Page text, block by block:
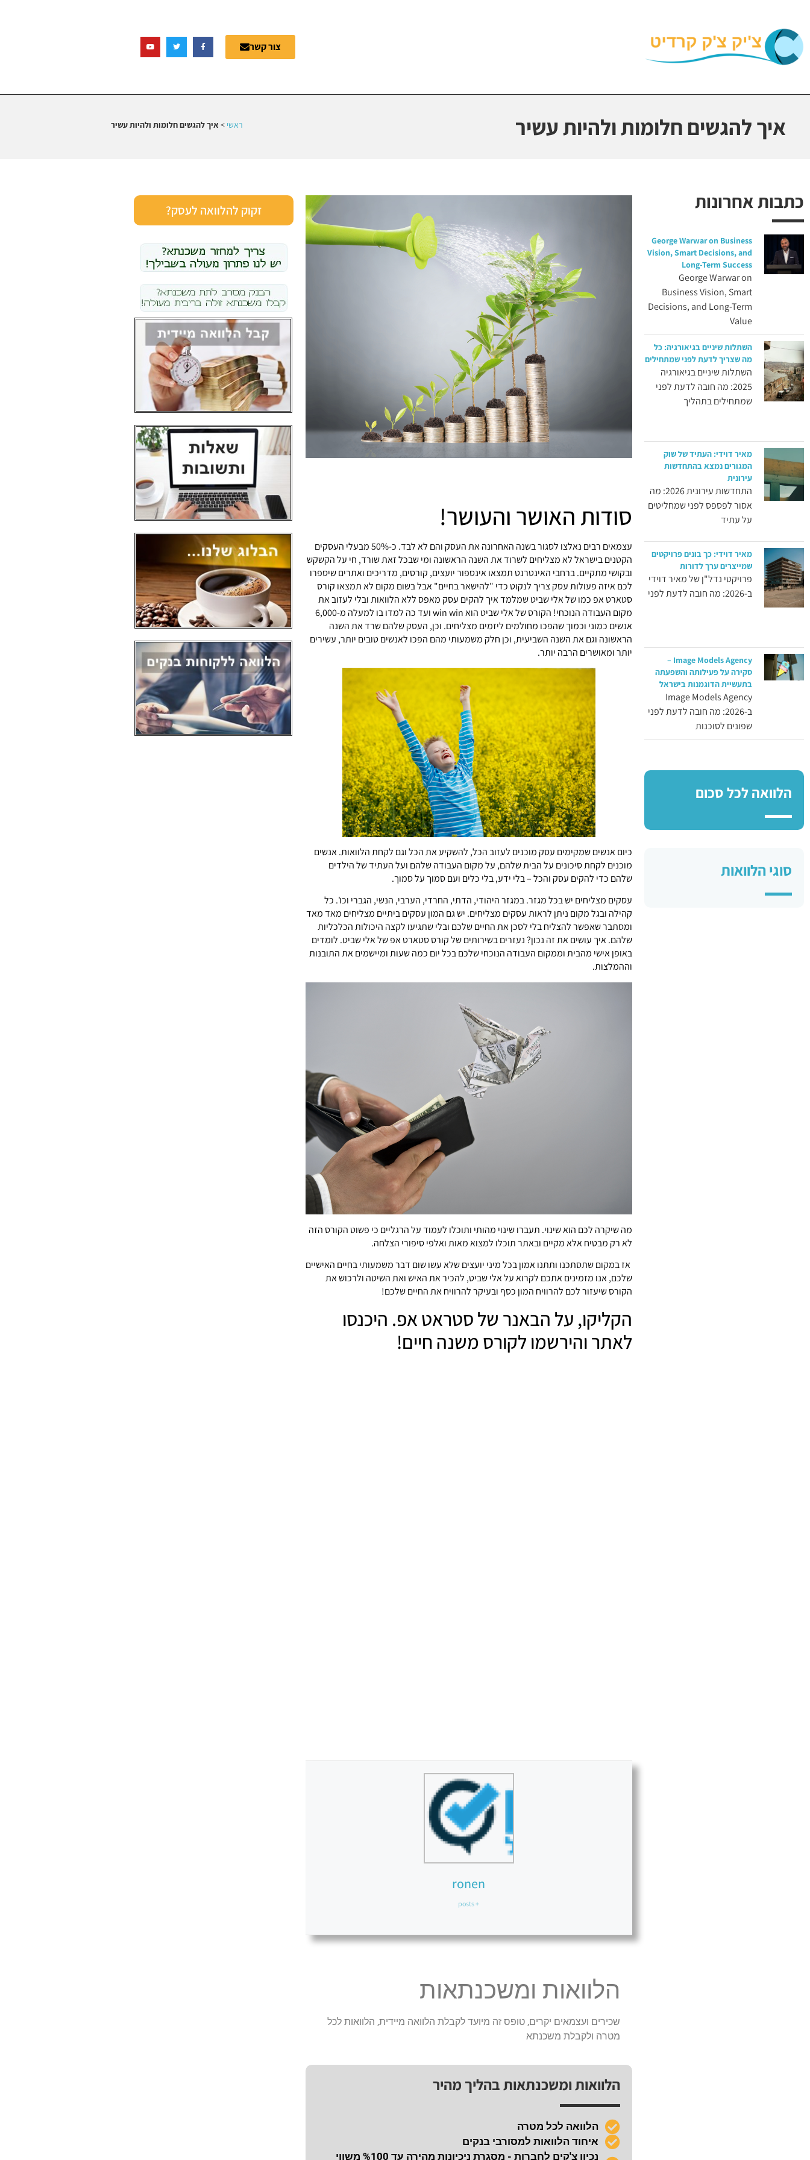
צור קשר
איך להגשים חלומות ולהיות עשיר ראשי > איך להגשים חלומות ולהיות עשיר
כתבות אחרונות
George Warwar on Business
Vision, Smart Decisions, and
Long-Term Success
George Warwar on
Business Vision, Smart
Decisions, and Long-Term
Value
השתלות שיניים בגיאורגיה: כל
מה שצריך לדעת לפני שמתחילים
השתלות שיניים בגיאורגיה
2025: מה חובה לדעת לפני
שמתחילים בתהליך
מאיר דוידי: העתיד של שוק
המגורים נמצא בהתחדשות
עירונית
התחדשות עירונית 2026: מה
אסור לפספס לפני שמחליטים
על עתיד
מאיר דוידי: כך בונים פרויקטים
שמייצרים ערך לדורות
פרויקטי נדל"ן של מאיר דוידי
ב-2026: מה חובה לדעת לפני
Image Models Agency –
סקירה על פעילותה והשפעתה
בתעשיית הדוגמנות בישראל
Image Models Agency
ב-2026: מה חובה לדעת לפני
שפונים לסוכנות
הלוואה לכל סכום
סוגי הלוואות
סודות האושר והעושר!
עצמאים רבים נאלצו לסגור בשנה האחרונה את העסק והם לא לבד. כ-50% מבעלי העסקים
הקטנים בישראל לא מצליחים לשרוד את השנה הראשונה ומי שבכל זאת שורד, חי על הקשקש
ובקושי מתקיים. ברחבי האינטרנט תמצאו אינספור יועצים, קורסים, מדריכים ואתרים שיספרו
לכם איזה פעולות עסק צריך לנקוט כדי "להישאר בחיים" אבל בשום מקום לא תמצאו קורס
סטארט אפ כמו של אלי שביט שמלמד איך להקים עסק מאפס ללא הלוואות ובלי לעזוב את
מקום העבודה הנוכחי! הקורס של אלי שביט הוא win win ועד כה למדו בו למעלה מ-6,000
אנשים כמוני וכמוך שהפכו מחולמים ליזמים מצליחים. וכן, העסק שלהם שרד את השנה
הראשונה וגם את השנה השביעית, וכן חלק משמעותי מהם הפכו לאנשים טובים יותר, עשירים
יותר ומאושרים הרבה יותר.
כיום אנשים שמקימים עסק מוכנים לעזוב הכל, להשקיע את הכל וגם לקחת הלוואות. אנשים
מוכנים לקחת סיכונים על הבית שלהם, על מקום העבודה שלהם ועל העתיד של הילדים
שלהם כדי להקים עסק והכל – בלי ידע, בלי כלים ועם סמוך על סמוך.
עסקים מצליחים יש בכל מגזר. במגזר היהודי, הדתי, החרדי, הערבי, הנשי, הגברי וכו'. כל
קהילה ובגל מקום ניתן לראות עסקים מצליחים. יש גם המון עסקים ביתיים מצליחים מאד מאד
ומסתבר שאפשר להצליח בלי לסכן את החיים שלכם ובלי שתגיעו לקצה היכולות הכלכליות
שלהם. איך עושים את זה נכון? נעזרים בשירותים של קורס סטארט אפ של אלי שביט. לומדים
באופן אישי מהבית וממקום העבודה הנוכחי שלכם בכל יום כמה שעות ומיישמים את התובנות
וההמלצות.
מה שיקרה לכם הוא שינוי. תעברו שינוי מהותי ותוכלו לעמוד על הרגליים כי פשוט הקורס הזה
לא רק מבטיח אלא מקיים ובאתר תוכלו למצוא מאות ואלפי סיפורי הצלחה.
אז במקום שתסתכנו ותתנו אמון בכל מיני יועצים שלא עשו שום דבר משמעותי בחיים האישיים
שלכם, אנו מזמינים אתכם לקרוא על אלי שביט, להכיר את האיש ואת השיטה ולרכוש את
הקורס שיעזור לכם להרוויח המון כסף ובעיקר להרוויח את החיים שלכם!
הקליקו, על הבאנר של סטראט אפ. היכנסו
לאתר והירשמו לקורס משנה חיים!
ronen
+ posts
הלוואות ומשכנתאות
שכירים ועצמאים יקרים, טופס זה מיועד לקבלת הלוואה מיידית, הלוואות לכל
מטרה ולקבלת משכנתא
הלוואות ומשכנתאות בהליך מהיר
הלוואה לכל מטרה
איחוד הלוואות למסורבי בנקים
נכיון צ'קים לחברות - מסגרת ניכיונות מהירה עד %100 משווי
זקוק להלוואה לעסק?